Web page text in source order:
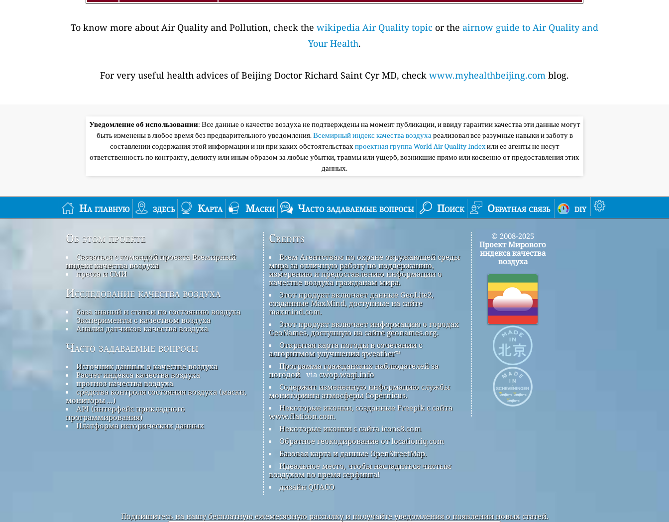
To know more about Air Quality and Pollution, check the wikipedia Air Quality topic or the airnow guide to Air Quality and
Your Health.
For very useful health advices of Beijing Doctor Richard Saint Cyr MD, check www.myhealthbeijing.com blog.
Уведомление об использовании: Все данные о качестве воздуха не подтверждены на момент публикации, и ввиду гарантии качества эти данные могут
быть изменены в любое время без предварительного уведомления.Всемирный индекс качества воздухареализовал все разумные навыки и заботу в
составлении содержания этой информации и ни при каких обстоятельствахпроектная группа World Air Quality Indexили ее агенты не несут
ответственность по контракту, деликту или иным образом за любые убытки, травмы или ущерб, возникшие прямо или косвенно от предоставления этих
данных.
На главную здесь Карта Маски Часто задаваемые вопросы Поиск Обратная связь diy
Об этом проекте
Связаться с командой проекта Всемирный
индекс качества воздуха
пресса и СМИ
Исследование качества воздуха
база знаний и статьи по состоянию воздуха
Эксперименты с качеством воздуха
Анализ датчиков качества воздуха
Часто задаваемые вопросы
Источник данных о качестве воздуха
Расчет индекса качества воздуха
прогноз качества воздуха
средства контроля состояния воздуха (маски,
мониторы ...)
API (интерфейс прикладного
программирования)
Платформа исторических данных
Credits
Всем Агентствам по охране окружающей среды
мира за отличную работу по поддержанию,
измерению и предоставлению информации о
качестве воздуха гражданам мира.
Этот продукт включает данные GeoLite2,
созданные MaxMind, доступные на сайте
maxmind.com.
Этот продукт включает информацию о городах
GeoNames, доступную на сайте geonames.org.
Открытая карта погоды в сочетании с
алгоритмом улучшения qweather™
Программа гражданских наблюдателей за
погодой via cwop.waqi.info
Содержит измененную информацию службы
мониторинга атмосферы Copernicus.
Некоторые иконки, созданные Freepik с сайта
www.flaticon.com.
Некоторые иконки с сайта icons8.com
Обратное геокодирование от locationiq.com
Базовая карта и данные OpenStreetMap.
Идеальное место, чтобы насладиться чистым
воздухом во время серфинга!
дизайн QUACO
© 2008-2025
Проект Мирового
индекса качества
воздуха
Подпишитесь на нашу бесплатную ежемесячную рассылку и получайте уведомления о появлении новых статей.